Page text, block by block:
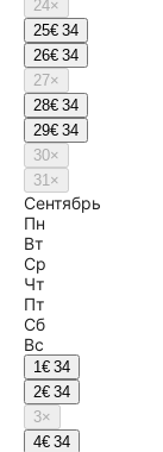
24×
25€ 34
26€ 34
27×
28€ 34
29€ 34
30×
31×
Сентябрь
Пн
Вт
Ср
Чт
Пт
Сб
Вс
1€ 34
2€ 34
3×
4€ 34